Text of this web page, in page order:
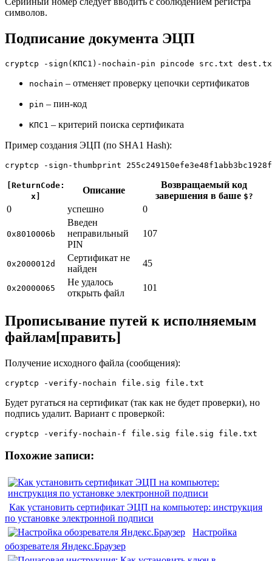
символов.
Подписание документа ЭЦП
cryptcp -sign (КПС1 ) -nochain -pin pincode src.txt
nochain – отменяет проверку цепочки сертификатов
pin – пин-код
КПС1 – критерий поиска сертификата
Пример создания ЭЦП (по SHA1 Hash):
cryptcp -sign -thumbprint
[ReturnCode:
x]
Описание
Возвращаемый код
завершения в баше $?
0 успешно 0
0x8010006b
Введен
неправильный
PIN
107
0x2000012d
Сертификат не
найден
45
0x20000065
Не удалось
открыть файл
101
Прописывание путей к исполняемым
файлам[править]
Получение исходного файла (сообщения):
cryptcp -verify-nochain file.sig file.txt
Будет ругаться на сертификат (так как не будет проверки), но
подпись удалит. Вариант с проверкой:
cryptcp -verify-nochain -f file.sig file.sig file.txt
Похожие записи:
Как установить сертификат ЭЦП на компьютер: инструкция
по установке электронной подписи
Настройка
обозревателя Яндекс.Браузер